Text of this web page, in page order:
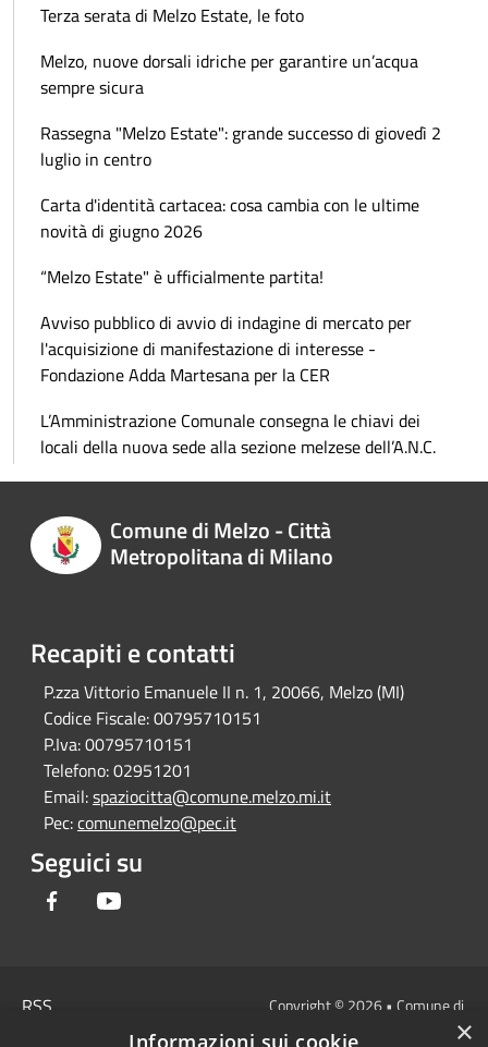
Terza serata di Melzo Estate, le foto
Melzo, nuove dorsali idriche per garantire un’acqua
sempre sicura
Rassegna "Melzo Estate": grande successo di giovedì 2
luglio in centro
Carta d'identità cartacea: cosa cambia con le ultime
novità di giugno 2026
“Melzo Estate" è ufficialmente partita!
Avviso pubblico di avvio di indagine di mercato per
l'acquisizione di manifestazione di interesse -
Fondazione Adda Martesana per la CER
L’Amministrazione Comunale consegna le chiavi dei
locali della nuova sede alla sezione melzese dell’A.N.C.
Comune di Melzo - Città
Metropolitana di Milano
Recapiti e contatti
P.zza Vittorio Emanuele II n. 1, 20066, Melzo (MI)
Codice Fiscale:00795710151
P.Iva:00795710151
Telefono:02951201
Email:spaziocitta@comune.melzo.mi.it
Pec:comunemelzo@pec.it
Seguici su
Facebook
RSS
Copyright © 2026 • Comune di
Melzo - Città Metropolitana di×
Informazioni sui cookie